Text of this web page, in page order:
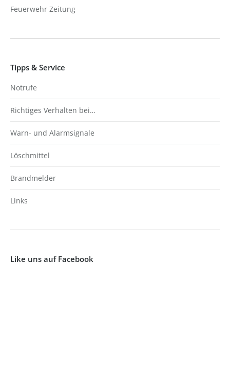
Feuerwehr Zeitung
Tipps & Service
Notrufe
Richtiges Verhalten bei…
Warn- und Alarmsignale
Löschmittel
Brandmelder
Links
Like uns auf Facebook